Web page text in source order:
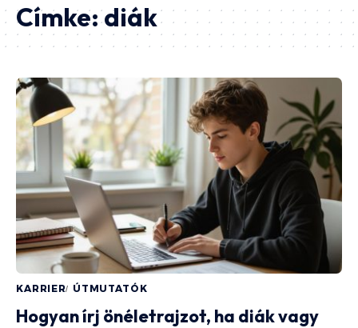
Címke:diák
KARRIER ÚTMUTATÓK
Hogyan írj önéletrajzot, ha diák vagy